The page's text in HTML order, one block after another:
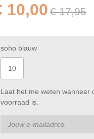
10,00 € 17,95
soho blauw
10
Laat het me weten wanneer
voorraad is.